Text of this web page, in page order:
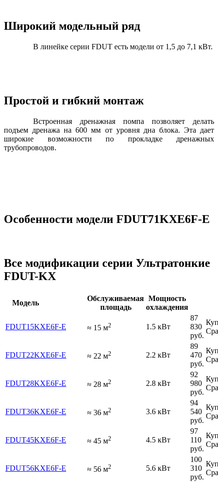
Широкий модельный ряд
В линейке серии FDUT есть модели от 1,5 до 7,1 кВт.
Простой и гибкий монтаж
Встроенная дренажная помпа позволяет делать
подъем дренажа на 600 мм от уровня дна блока. Эта дает
широкие возможности по прокладке дренажных
трубопроводов.
Особенности модели FDUT71KXE6F-E
Все модификации серии Ультратонкие
FDUT-KX
Модель
Обслуживаемая
площадь
Мощность
охлаждения
FDUT15KXE6F-E ≈ 15 м2 1.5 кВт
87
830
руб.
FDUT22KXE6F-E ≈ 22 м2 2.2 кВт
89
470
руб.
FDUT28KXE6F-E ≈ 28 м2 2.8 кВт
92
980
руб.
FDUT36KXE6F-E ≈ 36 м2 3.6 кВт
94
540
руб.
FDUT45KXE6F-E ≈ 45 м2 4.5 кВт
97
110
руб.
FDUT56KXE6F-E ≈ 56 м2 5.6 кВт
100
310
руб.